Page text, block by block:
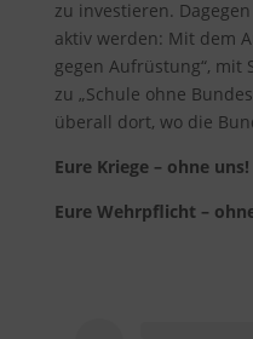
zu investieren.
aktiv werden: Mit dem
gegen Aufrüstung“, mit
zu „Schule ohne
überall dort, wo die
Eure Kriege – ohne uns!
Eure Wehrpflicht –